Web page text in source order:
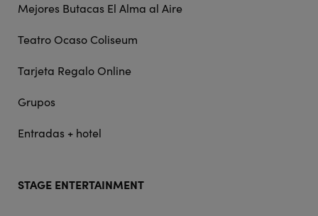
Mejores Butacas El Alma al Aire
Teatro Ocaso Coliseum
Tarjeta Regalo Online
Grupos
Entradas + hotel
STAGE ENTERTAINMENT